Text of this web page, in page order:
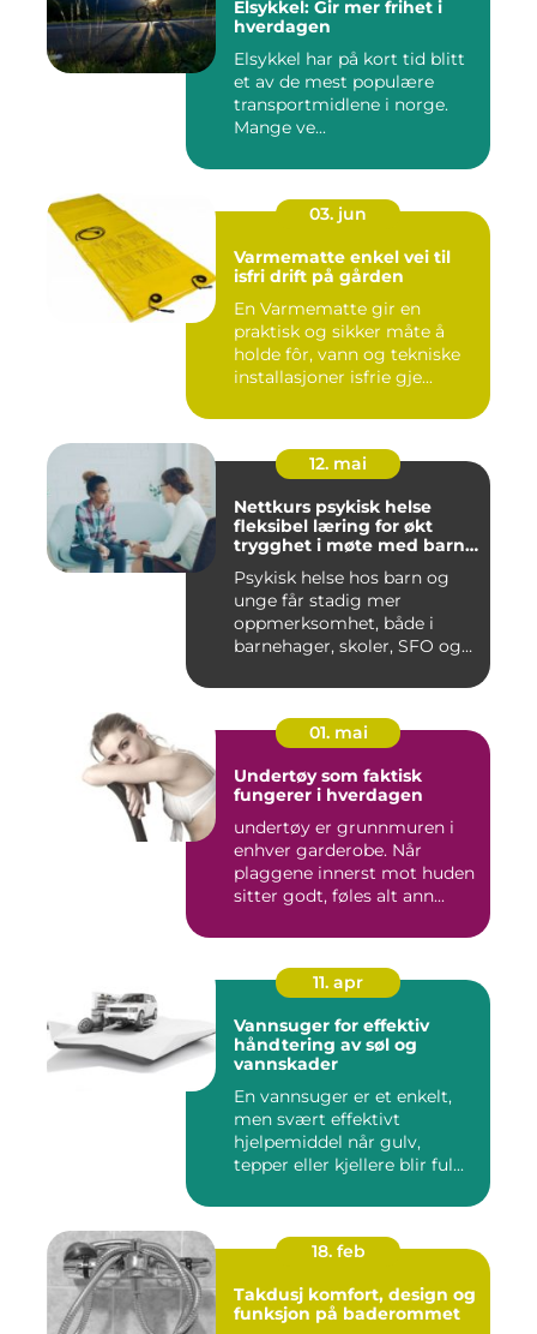
Elsykkel: Gir mer frihet i
hverdagen
Elsykkel har på kort tid blitt
et av de mest populære
transportmidlene i norge.
Mange ve...
03. jun
Varmematte enkel vei til
isfri drift på gården
En Varmematte gir en
praktisk og sikker måte å
holde fôr, vann og tekniske
installasjoner isfrie gje...
12. mai
Nettkurs psykisk helse
fleksibel læring for økt
trygghet i møte med barn
Psykisk helse hos barn og
unge får stadig mer
oppmerksomhet, både i
barnehager, skoler, SFO og
01. mai
Undertøy som faktisk
fungerer i hverdagen
undertøy er grunnmuren i
enhver garderobe. Når
plaggene innerst mot huden
sitter godt, føles alt ann...
11. apr
Vannsuger for effektiv
håndtering av søl og
vannskader
En vannsuger er et enkelt,
men svært effektivt
hjelpemiddel når gulv,
tepper eller kjellere blir ful...
18. feb
Takdusj komfort, design og
funksjon på baderommet